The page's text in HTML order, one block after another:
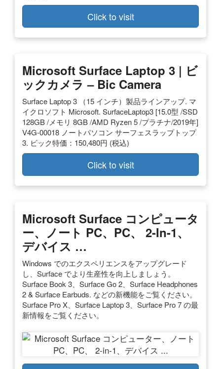
Click to visit
Microsoft Surface Laptop 3 | ビ
ックカメラ – Bic Camera
Surface Laptop 3 （15 インチ）製品ラインアップ. マ
イクロソフト Microsoft. SurfaceLaptop3 [15.0型 /SSD
128GB /メモリ 8GB /AMD Ryzen 5 /プラチナ/2019年]
V4G-00018 ノートパソコン サーフェスラップトップ
3. ビック特価：150,480円 (税込)
Click to visit
Microsoft Surface コンピュータ
ー、ノート PC、PC、 2-In-1、
デバイス …
Windows でのエクスペリエンスをアップグレード
し、Surface でより生産性を向上しましょう。
Surface Book 3、Surface Go 2、Surface Headphones
2 & Surface Earbuds. などの新機能をご覧ください。
Surface Pro X、Surface Laptop 3、Surface Pro 7 の最
新情報をご覧ください。